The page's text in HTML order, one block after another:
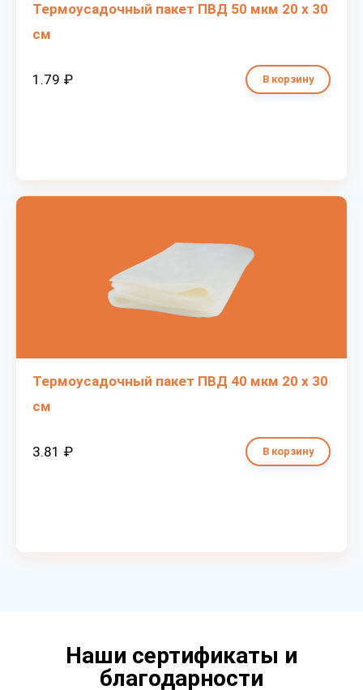
Термоусадочный пакет ПВД 50 мкм 20 х 30
см
1.79 ₽ В корзину
Термоусадочный пакет ПВД 40 мкм 20 х 30
см
3.81 ₽ В корзину
Наши сертификаты и
благодарности